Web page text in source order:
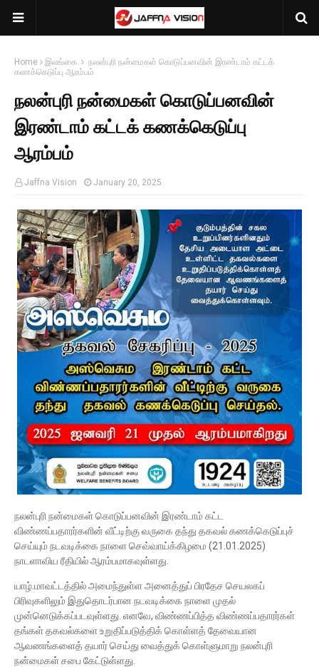
Home இலங்கை.
நலன்புரி நன்மைகள் கொடுப்பனவின் இரண்டாம் கட்டக்
கணக்கெடுப்பு ஆரம்பம்
நலன்புரி நன்மைகள் கொடுப்பனவின்
இரண்டாம் கட்டக் கணக்கெடுப்பு
ஆரம்பம்
Jaffna Vision January 20, 2025
நலன்புரி நன்மைகள் கொடுப்பனவின் இரண்டாம் கட்ட
விண்ணப்பதாரர்களின் வீட்டிற்கு வருகை தந்து தகவல் கணக்கெடுப்புச்
செய்யும் நடவடிக்கை நாளை செவ்வாய்க்கிழமை (21.01.2025)
நாடளாவிய ரீதியில் ஆரம்பமாகவுள்ளது.
யாழ்.மாவட்டத்தில் அமைந்துள்ள அனைத்துப் பிரதேச செயலகப்
பிரிவுகளிலும் இதுதொடர்பான நடவடிக்கை நாளை முதல்
முன்னெடுக்கப்படவுள்ளது. எனவே, விண்ணப்பித்த விண்ணப்பதாரர்கள்
தங்கள் தகவல்களை உறுதிப்படுத்திக் கொள்ளத் தேவையான
ஆவணங்களைத் தயார் செய்து வைத்துக் கொள்ளுமாறு நலன்புரி
நன்மைகள் சபை கேட்டுள்ளது.